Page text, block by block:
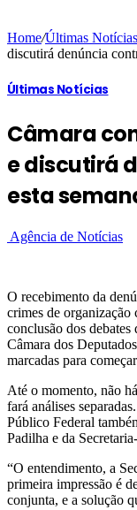
Home/Últimas Notícias
discutirá denúncia
Últimas Notícias
Câmara
e discutirá
esta
Agência de Notícias
O recebimento da
crimes de organização
conclusão dos
Câmara dos
marcadas para
Até o momento, não
fará análises
Público Federal
Padilha e da
“O entendimento, a
primeira impressão é
conjunta, e a solução